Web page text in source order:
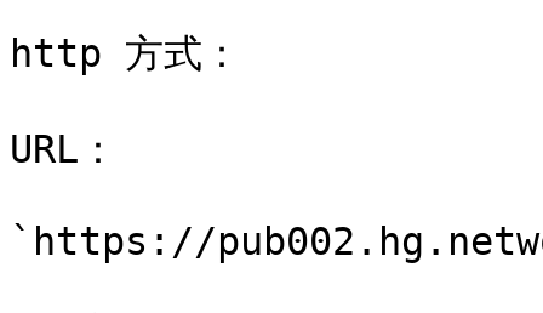
http 方式：
URL：
`https://